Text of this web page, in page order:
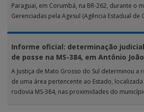
Paraguai, em Corumbá, na BR-262, durante o
Gerenciadas pela Agesul (Agência Estadual de
Informe oficial: determinação
de posse na MS-384, em Antônio João
A Justiça de Mato Grosso do Sul determinou a
de uma área pertencente ao Estado,
rodovia MS-384, nas proximidades do